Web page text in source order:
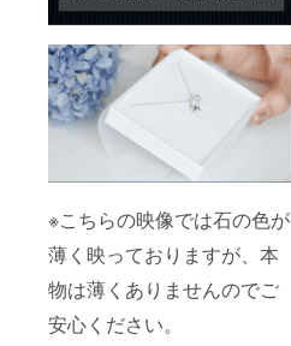
※こちらの映像では石の色が
薄く映っておりますが、本
物は薄くありませんのでご
安心ください。